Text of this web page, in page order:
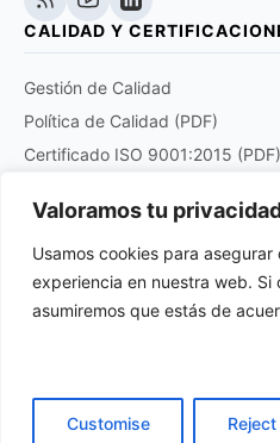
Valoramos tu
Usamos cookies para
experiencia en nuestra web. Si
asumiremos que estás de
Customise Reject
CALIDAD Y
Gestión de Calidad
Política de Calidad (PDF)
Certificado ISO 9001:2015 (PDF)
Certificado DOCUPLUS S&I
Purchase order quality
aerospace products
© 2026 Anatronic S.A.